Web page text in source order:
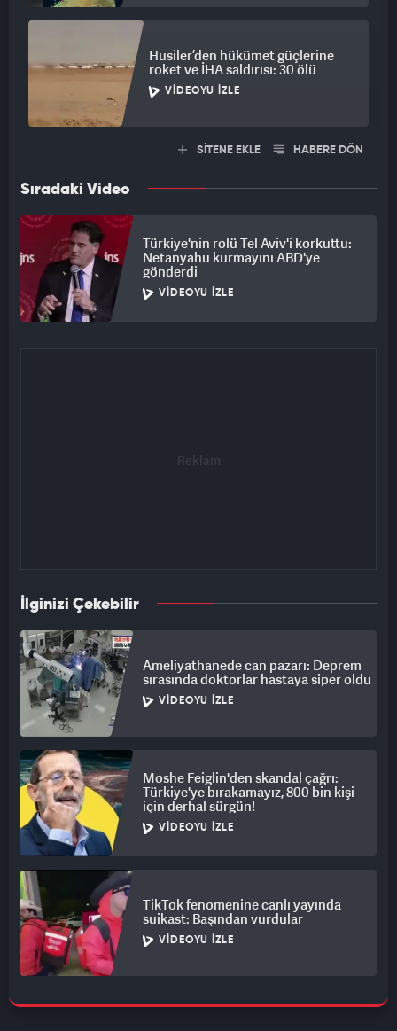
Husiler’den hükümet güçlerine
roket ve İHA saldırısı: 30 ölü
VIDEOYU İZLE
SİTENE EKLE HABERE DÖN
Sıradaki Video
Türkiye'nin rolü Tel Aviv'i korkuttu:
Netanyahu kurmayını ABD'ye
gönderdi
VIDEOYU İZLE
İlginizi Çekebilir
Ameliyathanede can pazarı: Deprem
sırasında doktorlar hastaya siper oldu
VIDEOYU İZLE
Moshe Feiglin'den skandal çağrı:
Türkiye'ye bırakamayız, 800 bin kişi
için derhal sürgün!
VIDEOYU İZLE
TikTok fenomenine canlı yayında
suikast: Başından vurdular
VIDEOYU İZLE